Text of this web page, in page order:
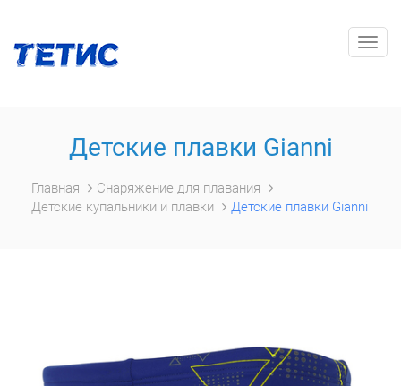
Детские плавки Gianni
Главная
Снаряжение для плавания
Детские купальники и плавки
Детские плавки Gianni